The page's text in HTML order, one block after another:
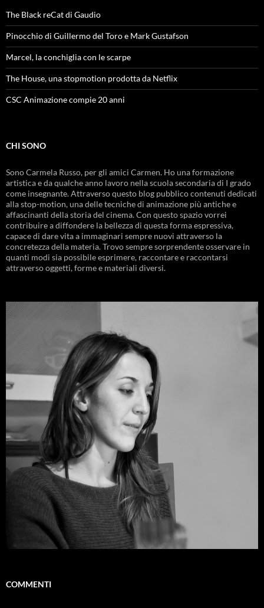
The Black reCat di Gaudio
Pinocchio di Guillermo del Toro e Mark Gustafson
Marcel, la conchiglia con le scarpe
The House, una stopmotion prodotta da Netflix
CSC Animazione compie 20 anni
CHI SONO
Sono Carmela Russo, per gli amici Carmen. Ho una formazione
artistica e da qualche anno lavoro nella scuola secondaria di I grado
come insegnante. Attraverso questo blog pubblico contenuti dedicati
alla stop-motion, una delle tecniche di animazione più antiche e
affascinanti della storia del cinema. Con questo spazio vorrei
contribuire a diffondere la bellezza di questa forma espressiva,
capace di dare vita a immaginari sempre nuovi attraverso la
concretezza della materia. Trovo sempre sorprendente osservare in
quanti modi sia possibile esprimere, raccontare e raccontarsi
attraverso oggetti, forme e materiali diversi.
COMMENTI